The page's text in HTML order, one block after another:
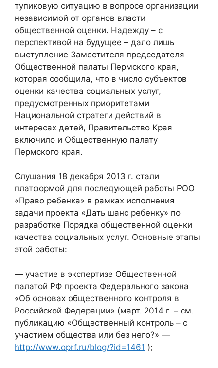
тупиковую ситуацию в вопросе организации
независимой от органов власти
общественной оценки. Надежду – с
перспективой на будущее – дало лишь
выступление Заместителя председателя
Общественной палаты Пермского края,
которая сообщила, что в число субъектов
оценки качества социальных услуг,
предусмотренных приоритетами
Национальной стратеги действий в
интересах детей, Правительство Края
включило и Общественную палату
Пермского края.
Слушания 18 декабря 2013 г. стали
платформой для последующей работы РОО
«Право ребенка» в рамках исполнения
задачи проекта «Дать шанс ребенку» по
разработке Порядка общественной оценки
качества социальных услуг. Основные этапы
этой работы:
— участие в экспертизе Общественной
палатой РФ проекта Федерального закона
«Об основах общественного контроля в
Российской Федерации» (март. 2014 г. – см.
публикацию «Общественный контроль – с
участием общества или без него?» —
http://www.oprf.ru/blog/?id=1461 );